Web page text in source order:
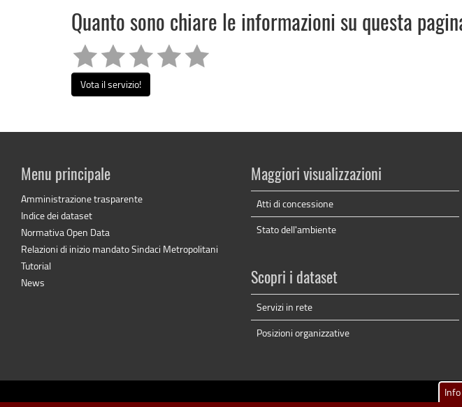
Quanto sono chiare le informazioni su questa
Vota il servizio!
Menu principale
Amministrazione trasparente
Indice dei dataset
Normativa Open Data
Relazioni di inizio mandato Sindaci Metropolitani
Tutorial
News
Maggiori visualizzazioni
Atti di concessione
Stato dell'ambiente
Scopri i dataset
Servizi in rete
Posizioni organizzative